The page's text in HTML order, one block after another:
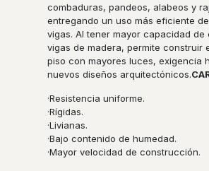
combaduras, pandeos, alabeos y
entregando un uso más eficiente
vigas. Al tener mayor capacidad de
vigas de madera, permite construir
piso con mayores luces, exigencia
nuevos diseños arquitectónicos.
·Resistencia uniforme.
·Rígidas.
·Livianas.
·Bajo contenido de humedad.
·Mayor velocidad de construcción.